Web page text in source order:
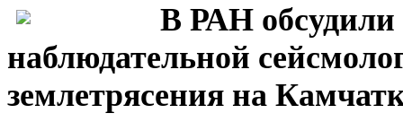
В РАН обсудили
наблюдательной
землетрясения на